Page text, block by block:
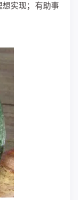
实现；有助事